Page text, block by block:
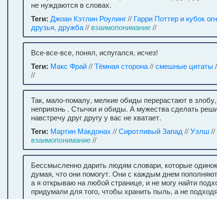
не нуждаются в словах.
Теги: Джоан Кэтлин Роулинг// Гарри Поттер и кубок
друзья, дружба// взаимопонимание//
Все-все-все, понял, испугался, исчез!
Теги: Макс Фрай//Тёмная сторона//смешные цитаты
//
Так, мало-помалу, мелкие обиды перерастают в
неприязнь . Стычки и обиды. А мужества сделать
навстречу друг другу у вас не хватает.
Теги: Мартин Макдонах //Сиротливый Запад //Уэлш //
взаимопонимание//
Бессмысленно дарить людям словари, которые
думая, что они помогут. Они с каждым днем
а я открываю на любой странице, и не могу найти
придумали для того, чтобы хранить пыль, а не